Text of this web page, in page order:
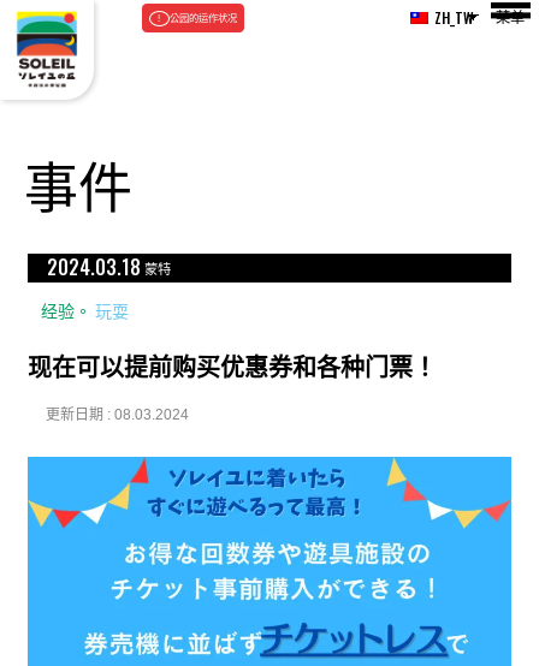
公园的运作状况 ZH_TW 菜单
事件
2024.03.18 蒙特
经验。 玩耍
现在可以提前购买优惠券和各种门票！
更新日期 : 08.03.2024